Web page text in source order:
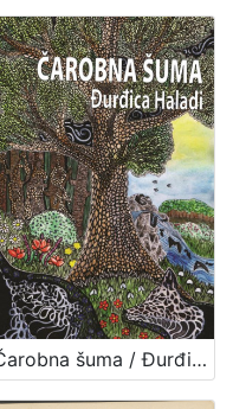
Čarobna šuma / Đurđica Haladi